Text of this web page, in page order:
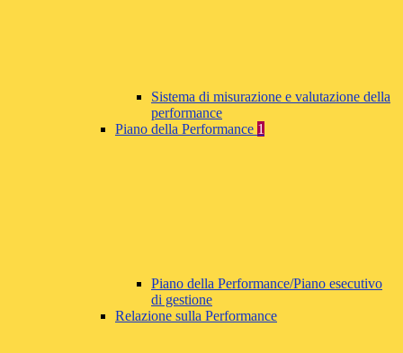
Sistema di misurazione e valutazione della
performance
Piano della Performance 1
Piano della Performance/Piano esecutivo
di gestione
Relazione sulla Performance